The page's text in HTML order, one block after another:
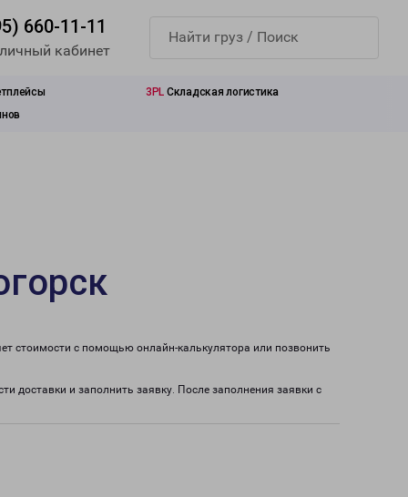
660-11-11
кабинет
3PL Складская логистика
стоимости с помощью онлайн-калькулятора или позвонить
доставки и заполнить заявку. После заполнения заявки с